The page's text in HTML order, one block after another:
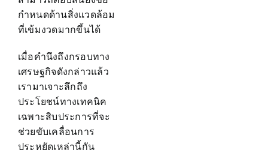
กำหนดด้านสิ่งแวดล้อม
ที่เข้มงวดมากขึ้นได้
เมื่อคำนึงถึงกรอบทาง
เศรษฐกิจดังกล่าวแล้ว
เรามาเจาะลึกถึง
ประโยชน์ทางเทคนิค
เฉพาะสิบประการที่จะ
ช่วยขับเคลื่อนการ
ประหยัดเหล่านี้กัน